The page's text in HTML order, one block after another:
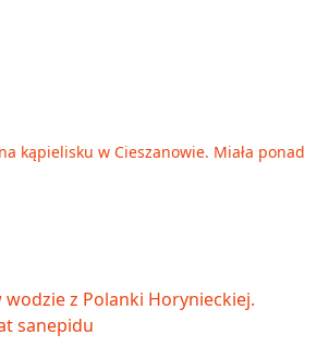
kąpielisku w Cieszanowie. Miała ponad